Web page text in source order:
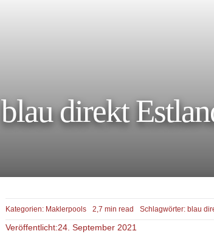
blau direkt
Kategorien: Maklerpools 2,7 min read Schlagwörter: blau
Veröffentlicht:24. September 2021